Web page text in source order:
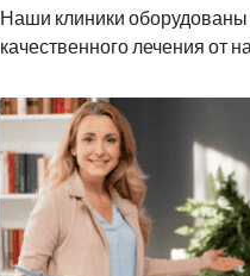
Наши клиники
качественного лечения от